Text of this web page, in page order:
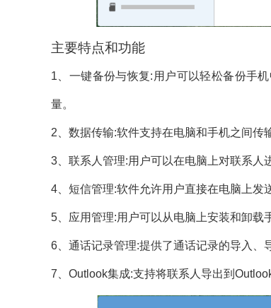
主要特点和功能
1、一键备份与恢复:用户可以轻松备份手
量。
2、数据传输:软件支持在电脑和手机之间传
3、联系人管理:用户可以在电脑上对联系人
4、短信管理:软件允许用户直接在电脑上发
5、应用管理:用户可以从电脑上安装和卸载
6、通话记录管理:提供了通话记录的导入、
7、Outlook集成:支持将联系人导出到